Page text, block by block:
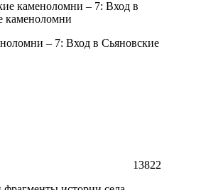
– 7: Вход в Сьяновские
13822